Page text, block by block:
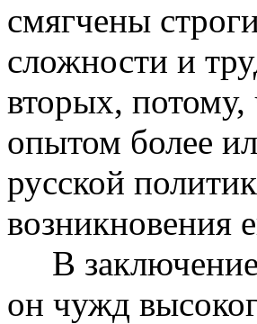
смягчены
сложности и
вторых, потому,
опытом более
русской
возникновения
В заключение
он чужд